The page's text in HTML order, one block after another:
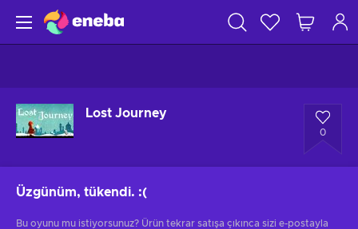
Lost Journey
0
Üzgünüm, tükendi. :(
Bu oyunu mu istiyorsunuz? Ürün tekrar satışa çıkınca sizi e-postayla